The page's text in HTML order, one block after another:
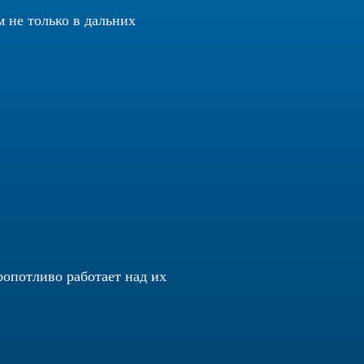
не только в дальних
работает над их